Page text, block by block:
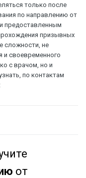
только после
по направлению от
предоставленным
призывных
сложности, не
и своевременного
с врачом, но и
по контактам
от